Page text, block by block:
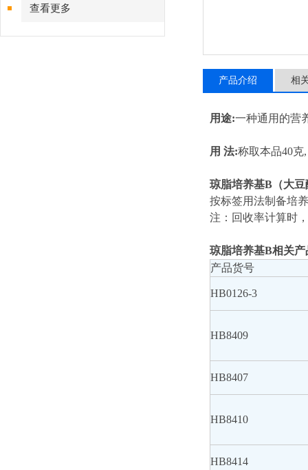
查看更多
产品介绍 相
用途:一种通用的营
用 法:称取本品40
琼脂培养基B（大
按标签用法制备培
注：回收率计算时
琼脂培养基B相关产
产品货号
HB0126-3
HB8409
HB8407
HB8410
HB8414